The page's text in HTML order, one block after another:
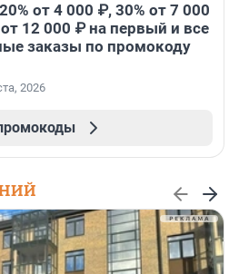
от 4 000 ₽, 30% от 7 000
12 000 ₽ на первый и все
заказы по промокоду
2026